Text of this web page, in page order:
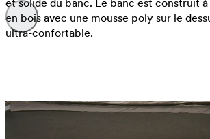
et solide du banc. Le banc est construit
en bois avec une mousse poly sur le
ultra-confortable.